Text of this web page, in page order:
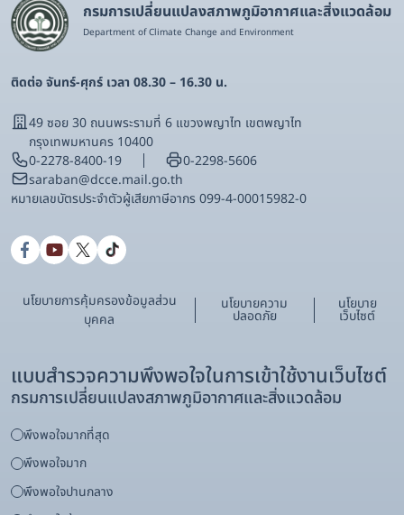
กรมการเปลี่ยนแปลงสภาพภูมิอากาศและสิ่งแวดล้อม
Department of Climate Change and Environment
ติดต่อ จันทร์-ศุกร์ เวลา 08.30 – 16.30 น.
49 ซอย 30 ถนนพระรามที่ 6 แขวงพญาไท เขตพญาไท
กรุงเทพมหานคร 10400
0-2278-8400-19
0-2298-5606
saraban@dcce.mail.go.th
หมายเลขบัตรประจําตัวผู้เสียภาษีอากร 099-4-00015982-0
นโยบายการคุ้มครองข้อมูลส่วน
บุคคล
นโยบายความ
ปลอดภัย
นโยบาย
เว็บไซต์
แบบสำรวจความพึงพอใจในการเข้าใช้งานเว็บไซต์
กรมการเปลี่ยนแปลงสภาพภูมิอากาศและสิ่งแวดล้อม
พึงพอใจมากที่สุด
พึงพอใจมาก
พึงพอใจปานกลาง